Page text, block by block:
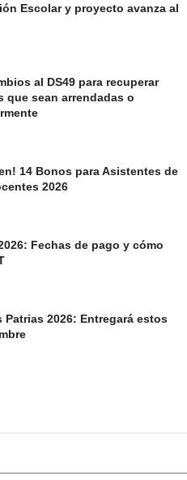
Escolar y proyecto avanza al
al DS49 para recuperar
que sean arrendadas o
14 Bonos para Asistentes de
2026
Fechas de pago y cómo
2026: Entregará estos